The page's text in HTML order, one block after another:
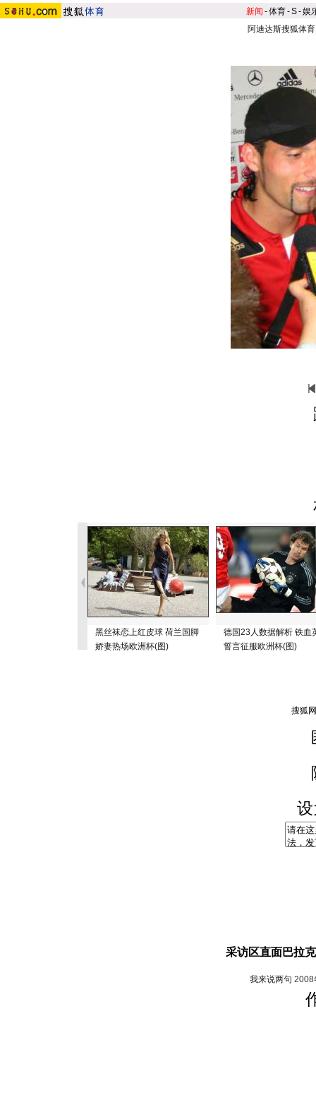
新闻 -体育-S-娱
阿迪达斯搜狐体育
黑丝袜恋上红皮球 荷兰国脚
娇妻热场欧洲杯(图)
德国23人数据解析 铁血
誓言征服欧洲杯(图)
采访区直面巴拉
我来说两句 2008